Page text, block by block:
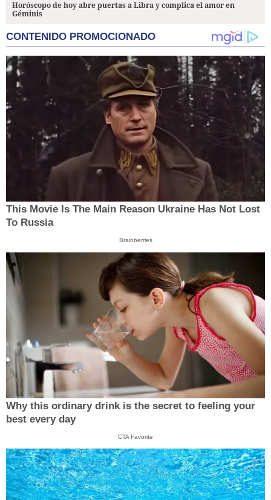
Horóscopo de hoy abre puertas a Libra y complica el amor en
Géminis
CONTENIDO PROMOCIONADO
This Movie Is The Main Reason Ukraine Has Not Lost
To Russia
Brainberries
Why this ordinary drink is the secret to feeling your
best every day
CTA Favorite